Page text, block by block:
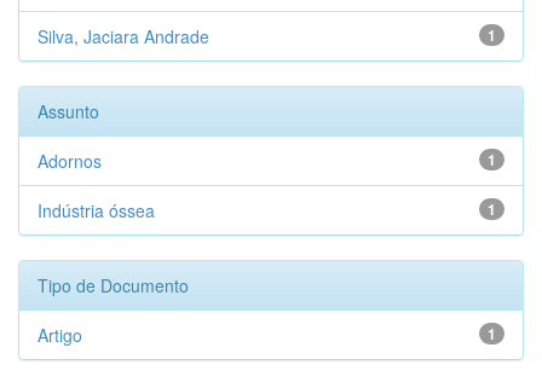
1
Silva, Jaciara Andrade
Assunto
1
Adornos
1
Indústria óssea
Tipo de Documento
1
Artigo